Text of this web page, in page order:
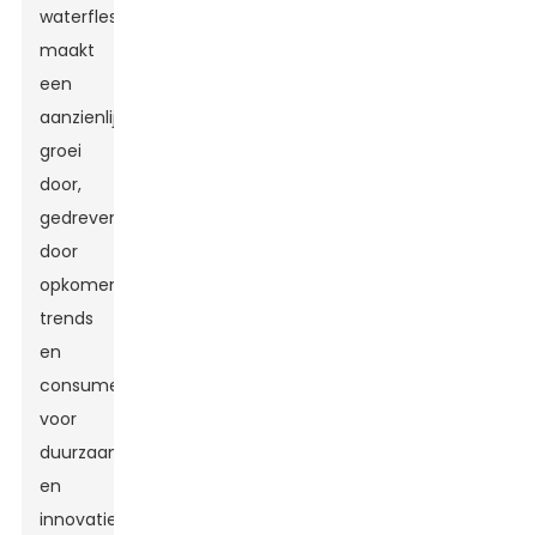
waterflessen
maakt
een
aanzienlijke
groei
door,
gedreven
door
opkomende
trends
en
consumentenvoorkeuren
voor
duurzaamheid
en
innovatie.